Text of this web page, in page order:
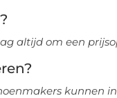
altijd om een
kunnen